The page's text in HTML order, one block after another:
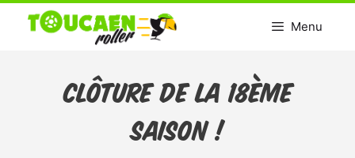
Menu
Clôture de la 18ème
saison !